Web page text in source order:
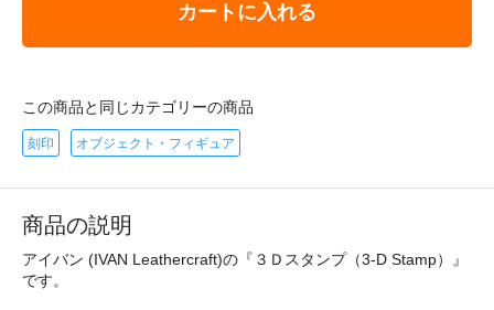
カートに入れる
この商品と同じカテゴリーの商品
刻印 オブジェクト・フィギュア
商品の説明
アイバン (IVAN Leathercraft)の『３Ｄスタンプ（3-D Stamp）』
です。